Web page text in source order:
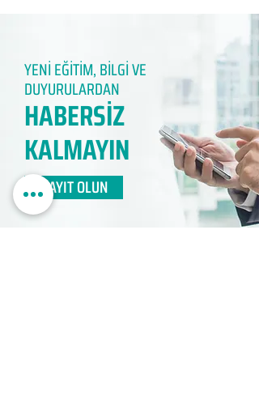
YENİ EĞİTİM, BİLGİ VE
DUYURULARDAN
HABERSİZ
KALMAYIN​
KAYIT OLUN